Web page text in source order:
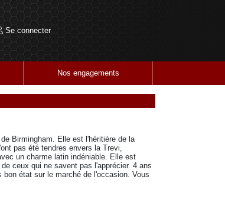
Se connecter
Nos engagements
Birmingham. Elle est l'héritière de la
pas été tendres envers la Trevi,
un charme latin indéniable. Elle est
ceux qui ne savent pas l'apprécier. 4 ans
état sur le marché de l'occasion. Vous